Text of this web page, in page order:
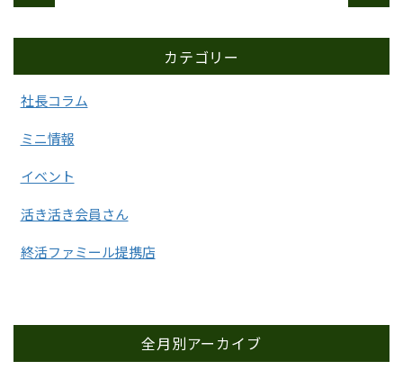
カテゴリー
社長コラム
ミニ情報
イベント
活き活き会員さん
終活ファミール提携店
全月別アーカイブ